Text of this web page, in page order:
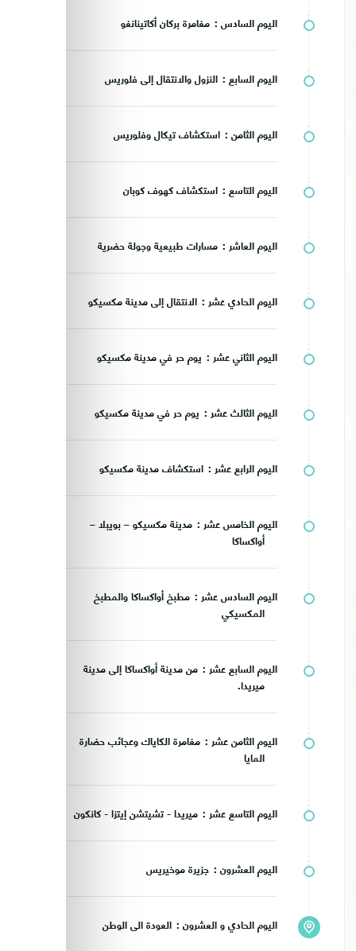
اليوم السادس : مغامرة بركان أكاتينانغو
اليوم السابع : النزول والانتقال إلى فلوريس
اليوم الثامن : استكشاف تيكال وفلوريس
اليوم التاسع : استكشاف كهوف كوبان
اليوم العاشر : مسارات طبيعية وجولة حضرية
اليوم الحادي عشر : الانتقال إلى مدينة مكسيكو
اليوم الثاني عشر : يوم حر في مدينة مكسيكو
اليوم الثالث عشر : يوم حر في مدينة مكسيكو
اليوم الرابع عشر : استكشاف مدينة مكسيكو
اليوم الخامس عشر :
مدينة مكسيكو – بويبلا –
أواكساكا
اليوم السادس عشر :
مطبخ أواكساكا والمطبخ
المكسيكي
اليوم السابع عشر :
من مدينة أواكساكا إلى مدينة
ميريدا.
اليوم الثامن عشر :
مغامرة الكاياك وعجائب حضارة
المايا
اليوم التاسع عشر : ميريدا - تشيتشن إيتزا - كانكون
اليوم العشرون : جزيرة موخيريس
اليوم الحادي و العشرون : العودة الى الوطن